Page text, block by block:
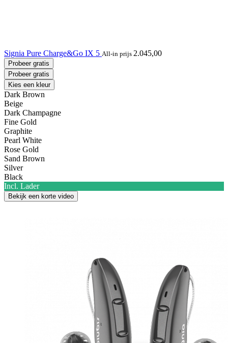
Signia Pure Charge&Go IX 5 All-in prijs 2.045,00
Probeer gratis
Probeer gratis
Kies een kleur
Dark Brown
Beige
Dark Champagne
Fine Gold
Graphite
Pearl White
Rose Gold
Sand Brown
Silver
Black
Incl. Lader
Bekijk een korte video